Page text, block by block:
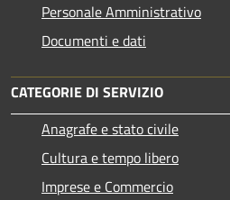
Personale Amministrativo
Documenti e dati
CATEGORIE DI SERVIZIO
Anagrafe e stato civile
Cultura e tempo libero
Imprese e Commercio